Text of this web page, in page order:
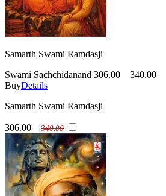
Samarth Swami Ramdasji
Swami Sachchidanand 306.00
340.00
BuyDetails
Samarth Swami Ramdasji
306.00 340.00